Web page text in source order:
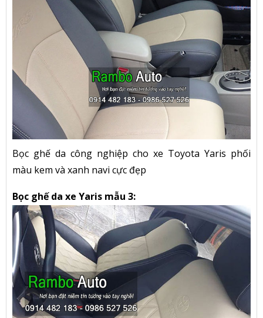
Bọc ghế da công nghiệp cho xe Toyota Yaris phối
màu kem và xanh navi cực đẹp
Bọc ghế da xe Yaris mẫu 3: